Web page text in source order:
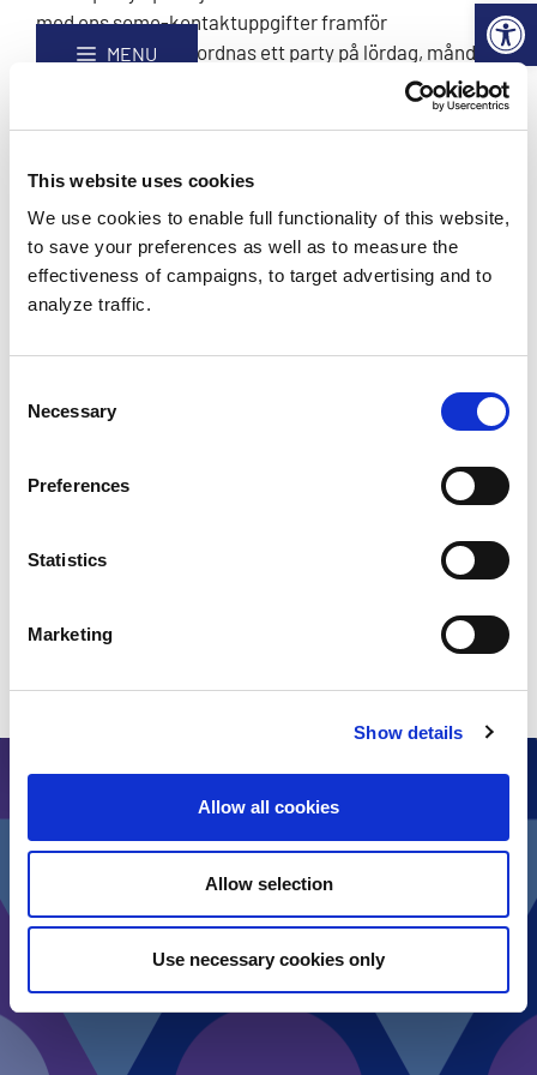
Hoppa
Webbplatskarta
This website uses cookies
We use cookies to enable full functionality of this website,
to save your preferences as well as to measure the
effectiveness of campaigns, to target advertising and to
analyze traffic.
Selection
Necessary
Preferences
Statistics
Marketing
Show details
Allow all cookies
Allow selection
Use necessary cookies only
MENU
Reflektionsväggen!
med ens some-kontaktuppgifter framför
huvudscenen. Det ordnas ett party på lördag, måndag
och torsdag. Efter avslutningsfesten eller redan under
partyn kan man plocka upp kontaktuppgifterna av en
hitta en ny kompis och få nya Ljus i ditt liv.
Samtidigt bygger vi en strålande partyvägg!